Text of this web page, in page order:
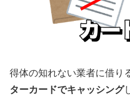
得体の知れない業者に借り
ターカードでキャッシング